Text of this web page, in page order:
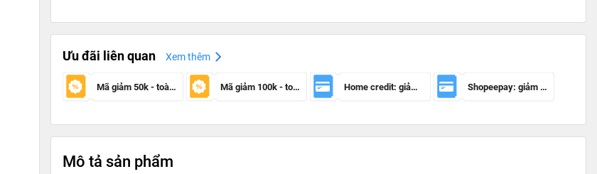
Ưu đãi liên quan Xem thêm
Mã giảm 50k - toàn sàn Mã giảm 100k - toàn sàn Home credit: giảm 50.000đ cho đơn hàng từ 150.000đ Shopeepay: giảm 20k cho đh từ 30k
Mô tả sản phẩm